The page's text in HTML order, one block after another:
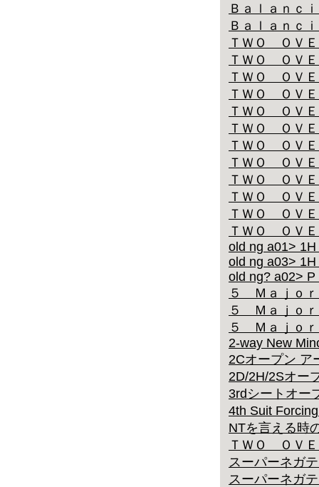
Ｂａｌａｎｃ
Ｂａｌａｎｃ
ＴＷＯ ＯＶ
ＴＷＯ ＯＶ
ＴＷＯ ＯＶ
ＴＷＯ ＯＶ
ＴＷＯ ＯＶ
ＴＷＯ ＯＶ
ＴＷＯ ＯＶ
ＴＷＯ ＯＶ
ＴＷＯ ＯＶ
ＴＷＯ ＯＶ
ＴＷＯ ＯＶ
ＴＷＯ ＯＶ
old ng a01>
old ng a03>
old ng? a02>
５ Ｍａｊｏ
５ Ｍａｊｏ
５ Ｍａｊｏ
2-way New
2Cオープン ア
2D/2H/2Sオー
3rdシートオー
4th Suit
NTを言える時
ＴＷＯ ＯＶ
スーパーネガ
スーパーネガ